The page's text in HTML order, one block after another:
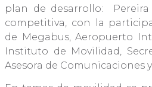
plan de desarrollo: Pereira
competitiva, con la
de Megabus, Aeropuerto
Instituto de Movilidad,
Asesora de Comunicaciones